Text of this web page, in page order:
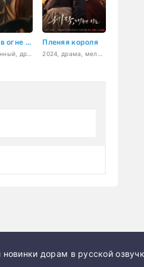
Любовь в огне войны Пленяя короля
дорам в русской